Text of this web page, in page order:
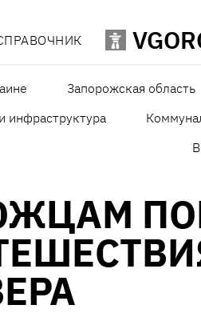
Запорожская область
инфраструктура